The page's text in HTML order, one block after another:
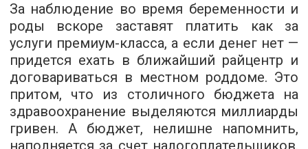
За наблюдение во время беременности и
роды вскоре заставят платить как за
услуги премиум-класса, а если денег нет —
придется ехать в ближайший райцентр и
договариваться в местном роддоме. Это
притом, что из столичного бюджета на
здравоохранение выделяются миллиарды
гривен. А бюджет, нелишне напомнить,
наполняется за счет налогоплательщиков,